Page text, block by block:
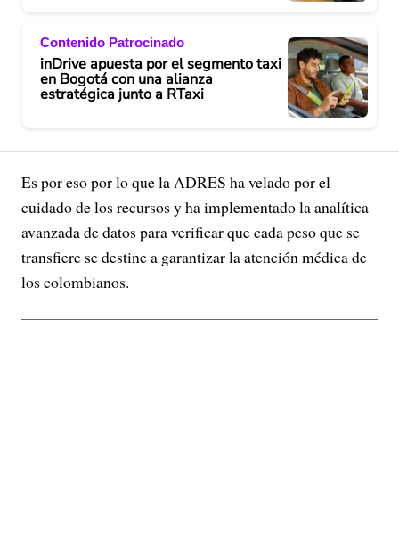
Contenido Patrocinado
inDrive apuesta por el segmento taxi
en Bogotá con una alianza
estratégica junto a RTaxi
Es por eso por lo que la ADRES ha velado por el
cuidado de los recursos y ha implementado la analítica
avanzada de datos para verificar que cada peso que se
transfiere se destine a garantizar la atención médica de
los colombianos.